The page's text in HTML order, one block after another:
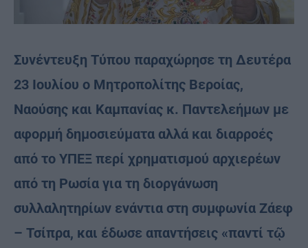
Συνέντευξη Τύπου παραχώρησε τη Δευτέρα
23 Ιουλίου ο Μητροπολίτης Βεροίας,
Ναούσης και Καμπανίας κ. Παντελεήμων με
αφορμή δημοσιεύματα αλλά και διαρροές
από το ΥΠΕΞ περί χρηματισμού αρχιερέων
από τη Ρωσία για τη διοργάνωση
συλλαλητηρίων ενάντια στη συμφωνία Ζάεφ
– Τσίπρα, και έδωσε απαντήσεις «παντί τῷ